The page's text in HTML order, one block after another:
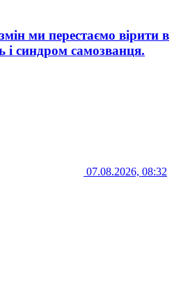
ми перестаємо вірити в
і синдром самозванця.
07.08.2026, 08:32